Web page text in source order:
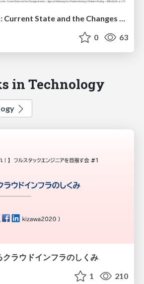
AI Agentification: Current State and the Changes Ahead
0 63
in Technology
クラウドインフラのしくみ
1 210